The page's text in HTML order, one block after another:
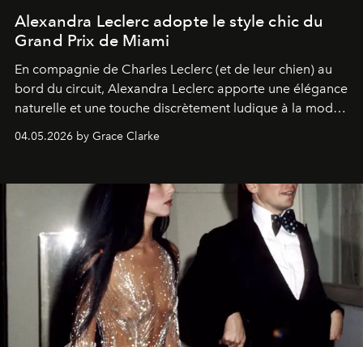
Alexandra Leclerc adopte le style chic du
Grand Prix de Miami
En compagnie de Charles Leclerc (et de leur chien) au
bord du circuit, Alexandra Leclerc apporte une élégance
naturelle et une touche discrètement ludique à la mode
04.05.2026 by Grace Clarke